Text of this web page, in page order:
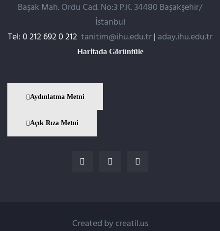
Başak Mah. Ordu Cad. No:3 P.K. 34480 Başakşehir/
İstanbul
Tel: 0 212 692 0 212 tanitim@ihu.edu.tr| aday.ihu.edu.tr
Haritada Görüntüle
Aydınlatma Metni
Açık Rıza Metni
Created bycreatil.us